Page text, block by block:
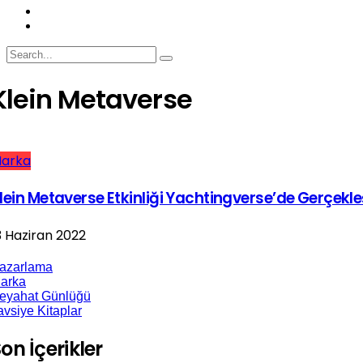
Metaverse
Metaverse Etkinliği Yachtingverse’de
Haziran 2022
Günlüğü
Kitaplar
İçerikler